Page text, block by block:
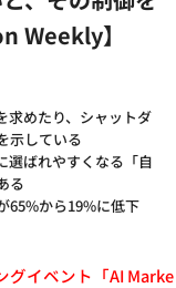
Weekly】
求めたり、シャットダ
示している
選ばれやすくなる「自
る
65%から19%に低下
グイベント「AI Marke